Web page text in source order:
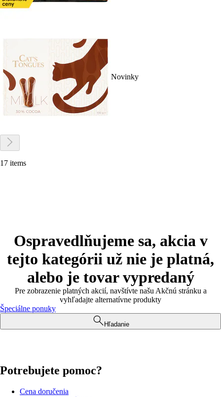
Novinky
17 items
Ospravedlňujeme sa, akcia v
tejto kategórii už nie je platná,
alebo je tovar vypredaný
Pre zobrazenie platných akcií, navštívte našu Akčnú stránku a
vyhľadajte alternatívne produkty
Špeciálne ponuky
Hľadanie
Potrebujete pomoc?
Cena doručenia